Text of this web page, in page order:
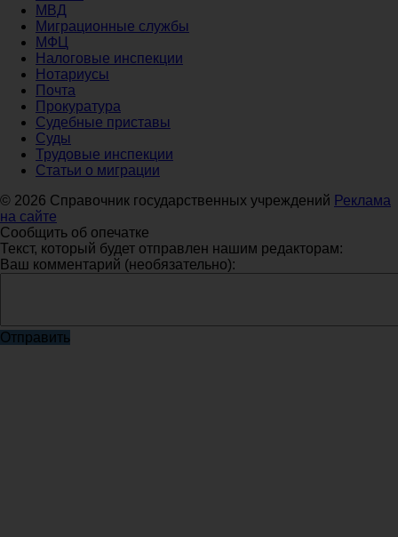
МВД
Миграционные службы
МФЦ
Налоговые инспекции
Нотариусы
Почта
Прокуратура
Судебные приставы
Суды
Трудовые инспекции
Статьи о миграции
© 2026 Справочник государственных учреждений Реклама
на сайте
Сообщить об опечатке
Текст, который будет отправлен нашим редакторам:
Ваш комментарий (необязательно):
Отправить